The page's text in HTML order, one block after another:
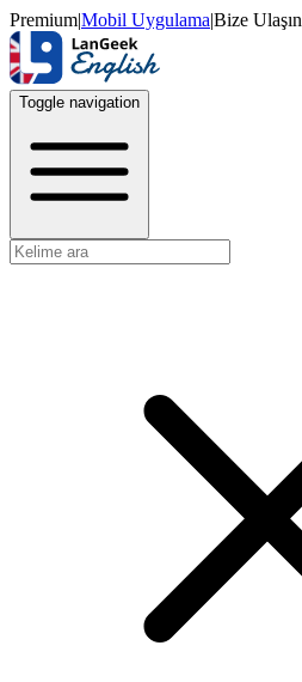
Premium|Mobil Uygulama|Bize Ulaşın
Toggle navigation